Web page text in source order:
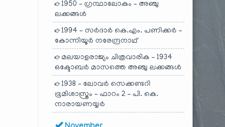
1950 – ഗ്രന്ഥാലോകം – അഞ്ചു
ലക്കങ്ങൾ
1994 – സർദാർ കെ.എം. പണിക്കർ –
കോന്നിയൂർ നരേന്ദ്രനാഥ്
മലയാളരാജ്യം ചിത്രവാരിക – 1934
ഒക്ടോബർ മാസത്തെ അഞ്ചു ലക്കങ്ങൾ
1938 – ലോവർ സെക്കണ്ടറി
ഭൂമിശാസ്ത്രം – ഫാറം 2 – പി. കെ.
നാരായണയ്യർ